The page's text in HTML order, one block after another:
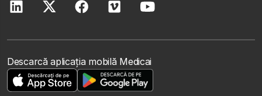
Descarcă aplicația mobilă Medicai